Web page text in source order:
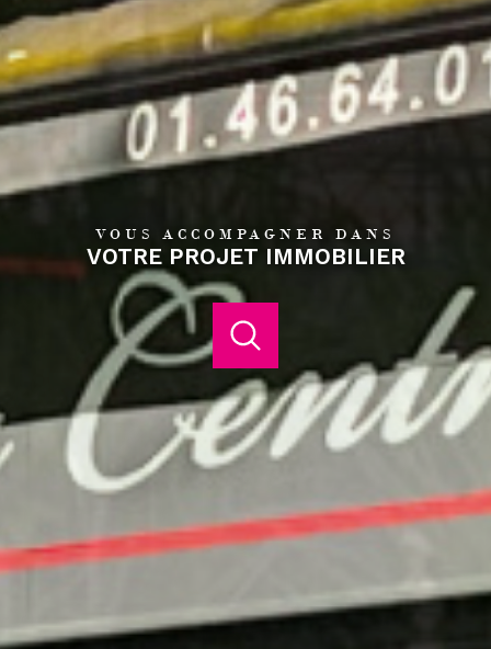
VOUS ACCOMPAGNER DANS
VOTRE PROJET IMMOBILIER